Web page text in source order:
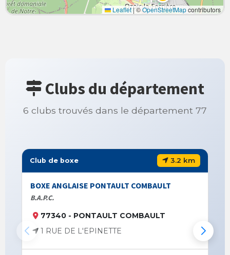
Leaflet |©OpenStreetMapcontributors
Clubs du département
6 clubs trouvés dans le département 77
3.2 km
COMBAULT
COMBAULT
Club de boxe
EVASION URBAINE
77200 - TORCY
PLACE DES